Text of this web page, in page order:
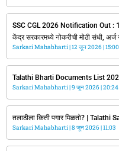
SSC CGL 2026 Notification Out :
केंद्र सरकारमध्ये नोकरीची मोठी संधी,
Sarkari Mahabharti 12 जून 2026 15:00
Talathi Bharti Documents List
Sarkari Mahabharti 9 जून 2026 20:24
तलाठीला किती पगार मिळतो? | Talathi
Sarkari Mahabharti 8 जून 2026 11:03